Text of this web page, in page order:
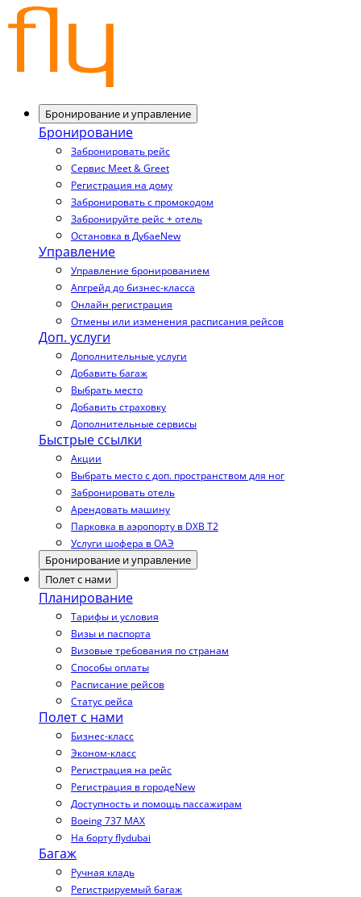
Бронирование и управление
Бронирование
Забронировать рейс
Сервис Meet & Greet
Регистрация на дому
Забронировать с промокодом
Забронируйте рейс + отель
Остановка в ДубаеNew
Управление
Управление бронированием
Апгрейд до бизнес-класса
Онлайн регистрация
Отмены или изменения расписания рейсов
Доп. услуги
Дополнительные услуги
Добавить багаж
Выбрать место
Добавить страховку
Дополнительные сервисы
Быстрые ссылки
Акции
Выбрать место с доп. пространством для ног
Забронировать отель
Арендовать машину
Парковка в аэропорту в DXB T2
Услуги шофера в ОАЭ
Бронирование и управление
Полет с нами
Планирование
Тарифы и условия
Визы и паспорта
Визовые требования по странам
Способы оплаты
Расписание рейсов
Статус рейса
Полет с нами
Бизнес-класс
Эконом-класс
Регистрация на рейс
Регистрация в городеNew
Доступность и помощь пассажирам
Boeing 737 MAX
На борту flydubai
Багаж
Ручная кладь
Регистрируемый багаж